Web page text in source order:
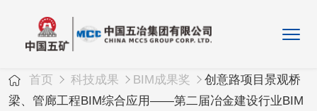
首页 科技成果 BIM成果奖
创意路项目景观桥
梁、管廊工程BIM综合应用——第二届冶金建设行业BIM